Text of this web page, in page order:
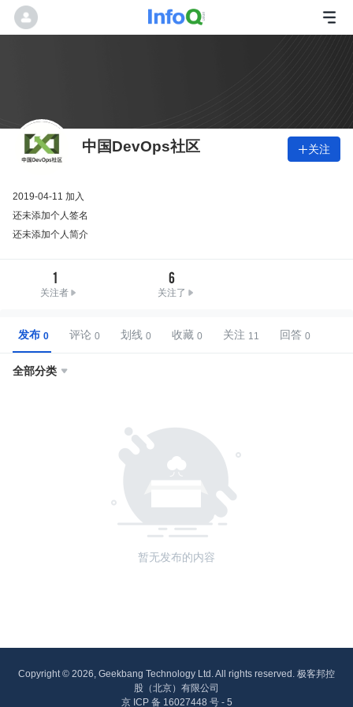
中国DevOps社区 关注
2019-04-11 加入
还未添加个人签名
还未添加个人简介
1
关注者
6
关注了
发布 评论 划线 收藏 关注 回答
全部分类 
暂无发布的内容
Copyright © 2026, Geekbang Technology Ltd. All rights reserved. 极客邦控
股（北京）有限公司
京 ICP 备 16027448 号 - 5